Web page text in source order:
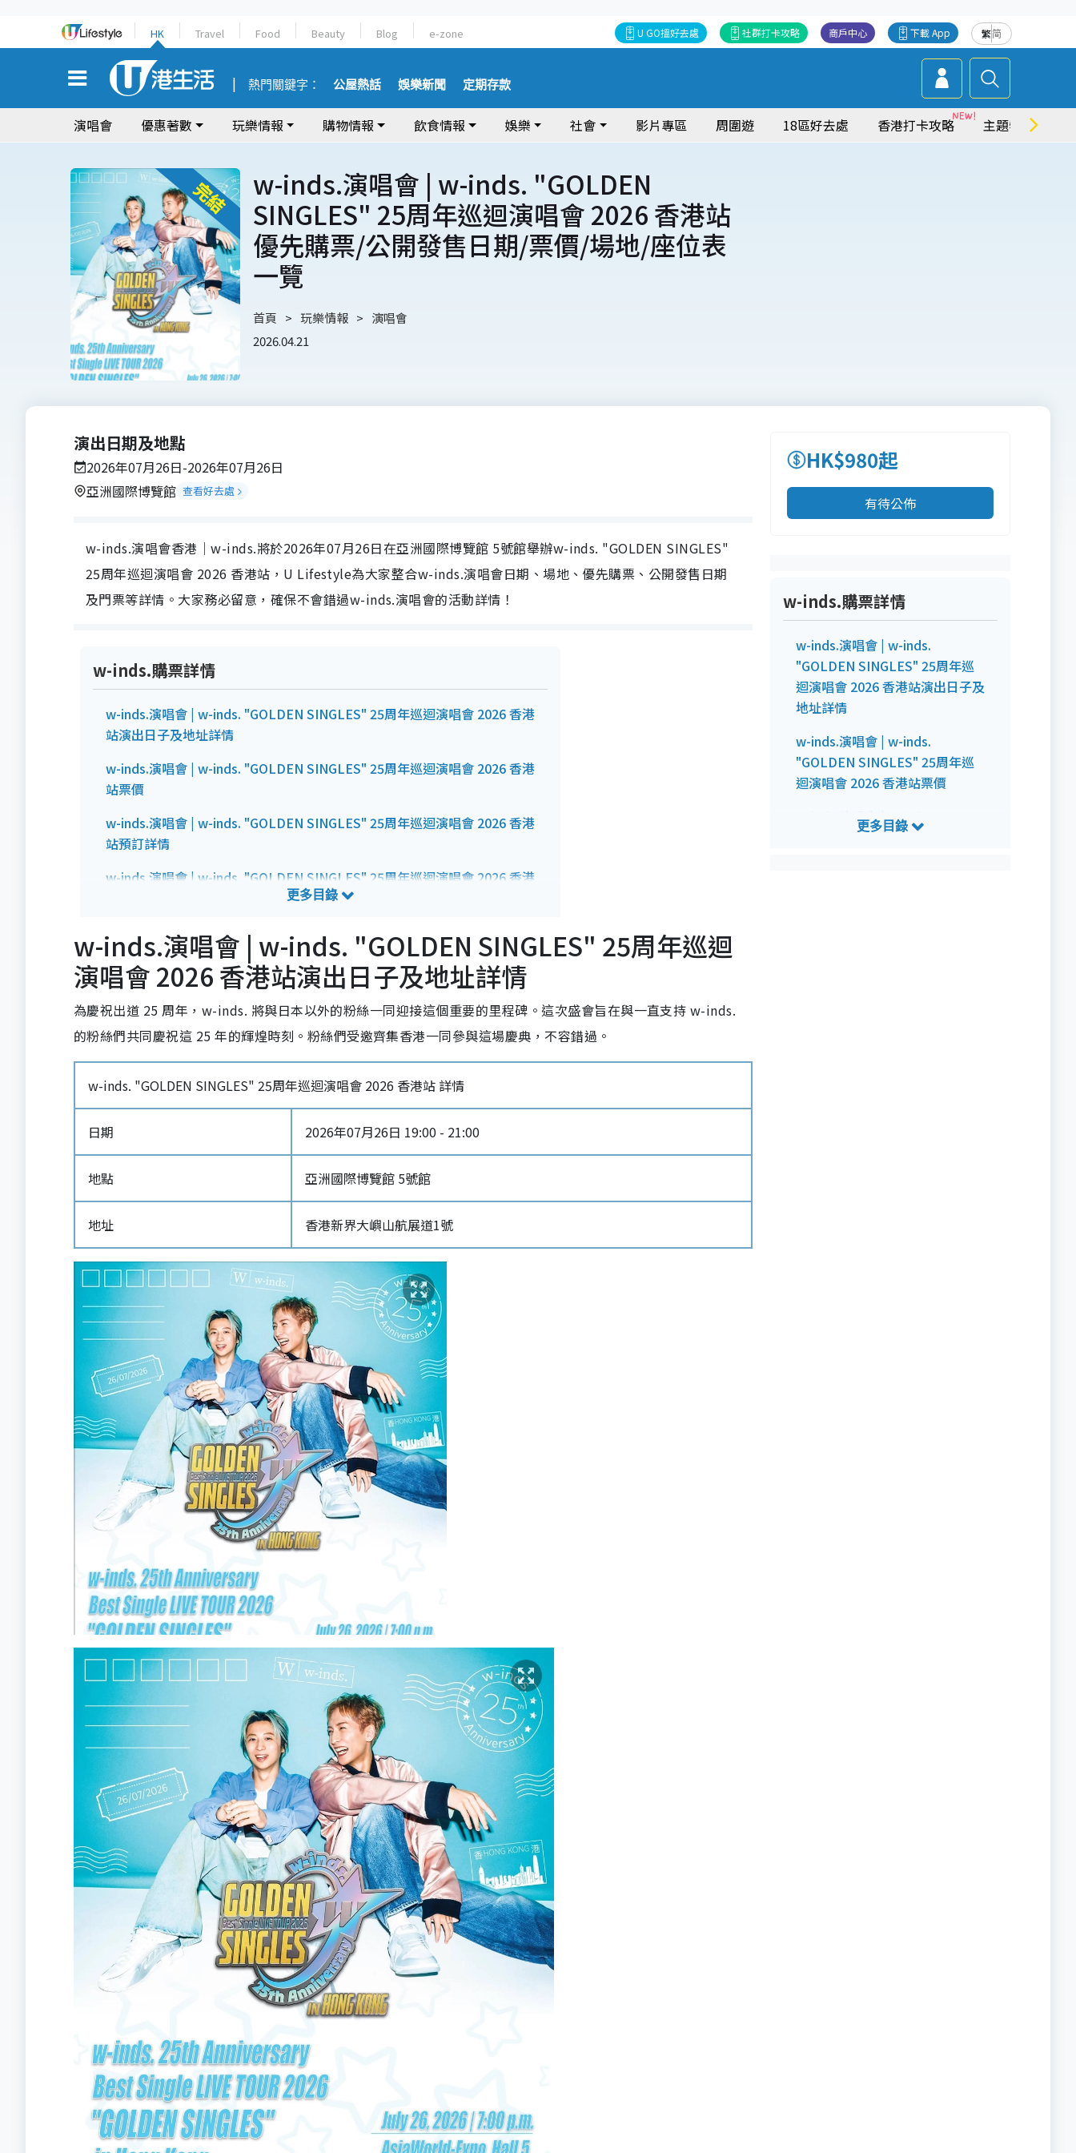
HK Travel Food Beauty Blog e-zone 繁简
下載 App
商戶中心
社群打卡攻略
U GO搵好去處
熱門關鍵字： 公屋熱話 娛樂新聞 定期存款
演唱會 優惠著數 玩樂情報 購物情報 飲食情報 娛樂 社會 影片專區 周圍遊 18區好去處 香港打卡攻略 主題特集
w-inds.演唱會 | w-inds. "GOLDEN
SINGLES" 25周年巡迴演唱會 2026 香港站
優先購票/公開發售日期/票價/場地/座位表
一覽
首頁 玩樂情報
演唱會
2026.04.21
演出日期及地點
2026年07月26日-2026年07月26日
亞洲國際博覽館 查看好去處
w-inds.演唱會香港｜w-inds.將於2026年07月26日在亞洲國際博覽館 5號館舉辦w-inds. "GOLDEN SINGLES"
25周年巡迴演唱會 2026 香港站，U Lifestyle為大家整合w-inds.演唱會日期、場地、優先購票、公開發售日期
及門票等詳情。大家務必留意，確保不會錯過w-inds.演唱會的活動詳情！
w-inds.購票詳情
w-inds.演唱會 | w-inds. "GOLDEN SINGLES" 25周年巡迴演唱會 2026 香港
站演出日子及地址詳情
w-inds.演唱會 | w-inds. "GOLDEN SINGLES" 25周年巡迴演唱會 2026 香港
站票價
w-inds.演唱會 | w-inds. "GOLDEN SINGLES" 25周年巡迴演唱會 2026 香港
站預訂詳情
w-inds.演唱會 | w-inds. "GOLDEN SINGLES" 25周年巡迴演唱會 2026 香港
w-inds.演唱會 | w-inds. "GOLDEN SINGLES" 25周年巡迴
演唱會 2026 香港站演出日子及地址詳情
為慶祝出道 25 周年，w-inds. 將與日本以外的粉絲一同迎接這個重要的里程碑。這次盛會旨在與一直支持 w-inds.
的粉絲們共同慶祝這 25 年的輝煌時刻。粉絲們受邀齊集香港一同參與這場慶典，不容錯過。
w-inds. "GOLDEN SINGLES" 25周年巡迴演唱會 2026 香港站 詳情
日期 2026年07月26日 19:00 - 21:00
地點 亞洲國際博覽館 5號館
地址 香港新界大嶼山航展道1號
HK$980起
有待公佈
w-inds.購票詳情
w-inds.演唱會 | w-inds.
"GOLDEN SINGLES" 25周年巡
迴演唱會 2026 香港站演出日子及
地址詳情
w-inds.演唱會 | w-inds.
"GOLDEN SINGLES" 25周年巡
迴演唱會 2026 香港站票價
w-inds.演唱會 | w-inds.
"GOLDEN SINGLES" 25周年巡